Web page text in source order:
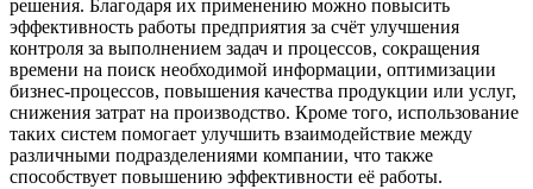
решения. Благодаря их применению можно повысить
эффективность работы предприятия за счёт улучшения
контроля за выполнением задач и процессов, сокращения
времени на поиск необходимой информации, оптимизации
бизнес-­процессов, повышения качества продукции или услуг,
снижения затрат на производство. Кроме того, использование
таких систем помогает улучшить взаимодействие между
различными подразделениями компании, что также
способствует повышению эффективности её работы.